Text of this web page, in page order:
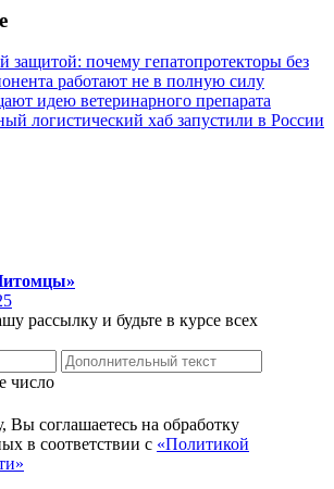
защитой: почему гепатопротекторы без
работают не в полную силу
идею ветеринарного препарата
логистический хаб запустили в России
рассылку и будьте в курсе всех
число
соглашаетесь на обработку
в соответствии с «Политикой